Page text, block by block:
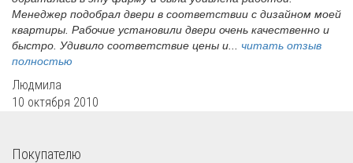
Менеджер подобрал двери в соответствии с дизайном моей
квартиры. Рабочие установили двери очень качественно и
быстро. Удивило соответствие цены и... читать отзыв
полностью
Людмила
10 октября 2010
Покупателю